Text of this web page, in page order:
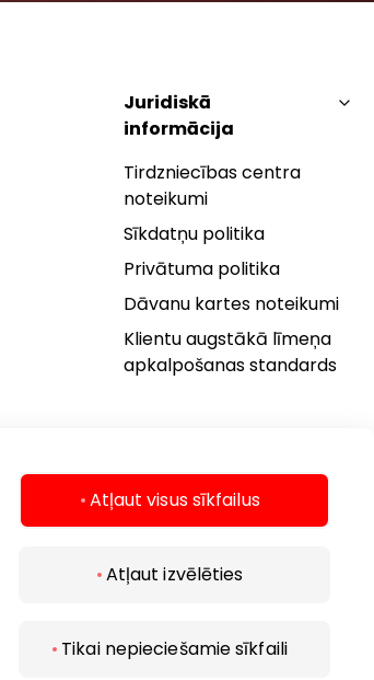
Atļaut visus sīkfailus
Atļaut izvēlēties
Tikai nepieciešamie sīkfaili
Juridiskā
informācija
Tirdzniecības centra
noteikumi
Sīkdatņu politika
Privātuma politika
Dāvanu kartes noteikumi
Klientu augstākā līmeņa
apkalpošanas standards